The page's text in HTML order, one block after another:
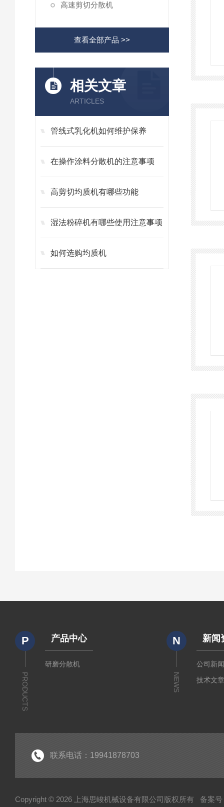
高速剪切分散机
查看全部产品 >>
相关文章
ARTICLES
管线式乳化机如何维护保养
在操作涂料分散机的注意事项
高剪切均质机有哪些功能
湿法粉碎机有哪些使用注意事项
如何选购均质机
P
PRODUCTS
产品中心
研磨分散机
N
NEWS
新闻
公司新
技术文
联系电话：19941878703
Copyright © 2026 上海思峻机械设备有限公司版权所有 备案号